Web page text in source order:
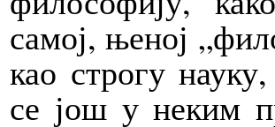
самој, њеној
као строгу
се још у неким